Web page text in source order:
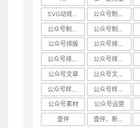
SVG动效样式
公众号制作、公众号排版
公众号制作、微信编辑器
公众号制作，公众号排版
公众号排版
公众号排版，公众号模板
公众号排版，微信编辑器
公众号排版，排版样式
公众号文章
公众号文章、公众号运营
公众号样式，微信公众号排版
公众号样式，微信编辑器
公众号素材
公众号运营
壹伴
壹伴、新媒体运营